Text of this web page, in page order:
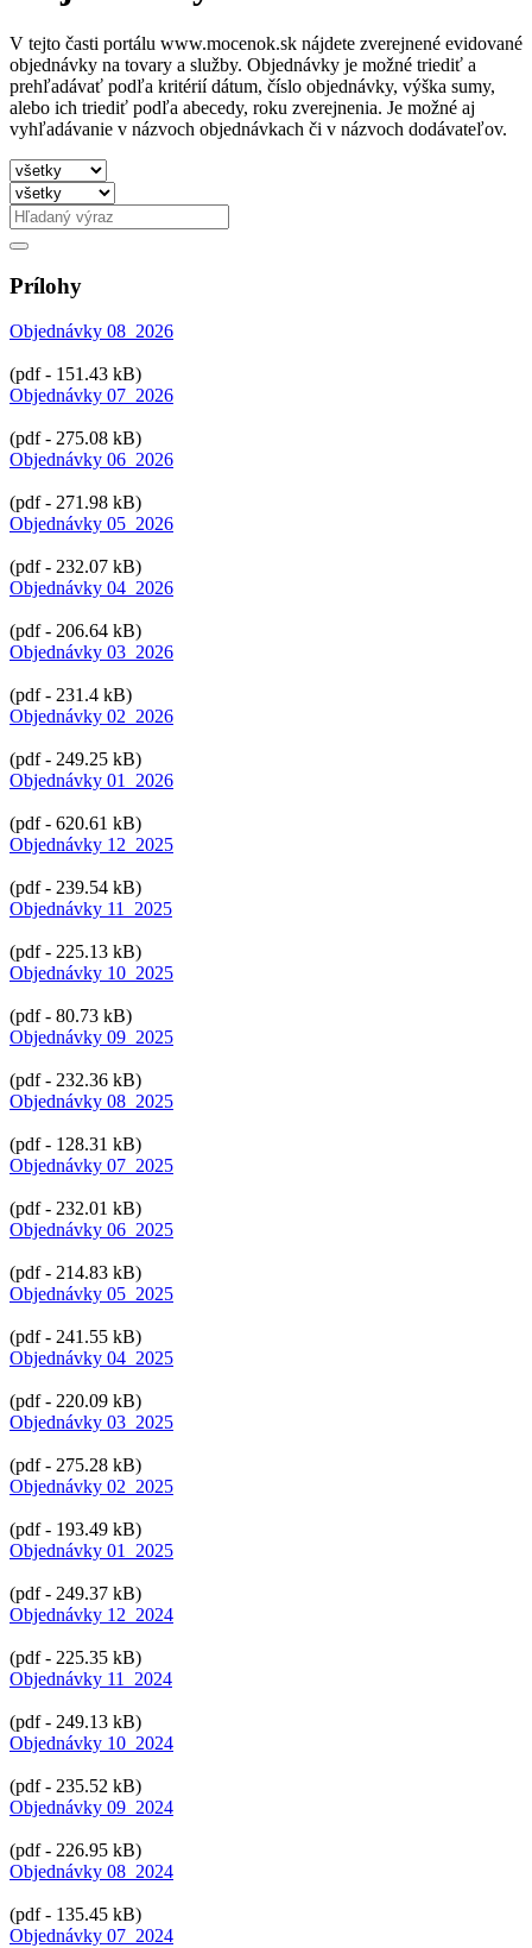
V tejto časti portálu www.mocenok.sk nájdete zverejnené evidované
objednávky na tovary a služby. Objednávky je možné triediť a
prehľadávať podľa kritérií dátum, číslo objednávky, výška sumy,
alebo ich triediť podľa abecedy, roku zverejnenia. Je možné aj
vyhľadávanie v názvoch objednávkach či v názvoch dodávateľov.
Prílohy
Objednávky 08_2026
(pdf - 151.43 kB)
Objednávky 07_2026
(pdf - 275.08 kB)
Objednávky 06_2026
(pdf - 271.98 kB)
Objednávky 05_2026
(pdf - 232.07 kB)
Objednávky 04_2026
(pdf - 206.64 kB)
Objednávky 03_2026
(pdf - 231.4 kB)
Objednávky 02_2026
(pdf - 249.25 kB)
Objednávky 01_2026
(pdf - 620.61 kB)
Objednávky 12_2025
(pdf - 239.54 kB)
Objednávky 11_2025
(pdf - 225.13 kB)
Objednávky 10_2025
(pdf - 80.73 kB)
Objednávky 09_2025
(pdf - 232.36 kB)
Objednávky 08_2025
(pdf - 128.31 kB)
Objednávky 07_2025
(pdf - 232.01 kB)
Objednávky 06_2025
(pdf - 214.83 kB)
Objednávky 05_2025
(pdf - 241.55 kB)
Objednávky 04_2025
(pdf - 220.09 kB)
Objednávky 03_2025
(pdf - 275.28 kB)
Objednávky 02_2025
(pdf - 193.49 kB)
Objednávky 01_2025
(pdf - 249.37 kB)
Objednávky 12_2024
(pdf - 225.35 kB)
Objednávky 11_2024
(pdf - 249.13 kB)
Objednávky 10_2024
(pdf - 235.52 kB)
Objednávky 09_2024
(pdf - 226.95 kB)
Objednávky 08_2024
(pdf - 135.45 kB)
Objednávky 07_2024